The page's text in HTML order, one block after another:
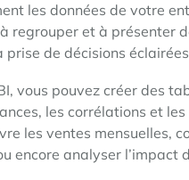
les données de votre
regrouper et à présenter
de décisions
vous pouvez créer des
les corrélations et
les ventes mensuelles,
encore analyser l’impact